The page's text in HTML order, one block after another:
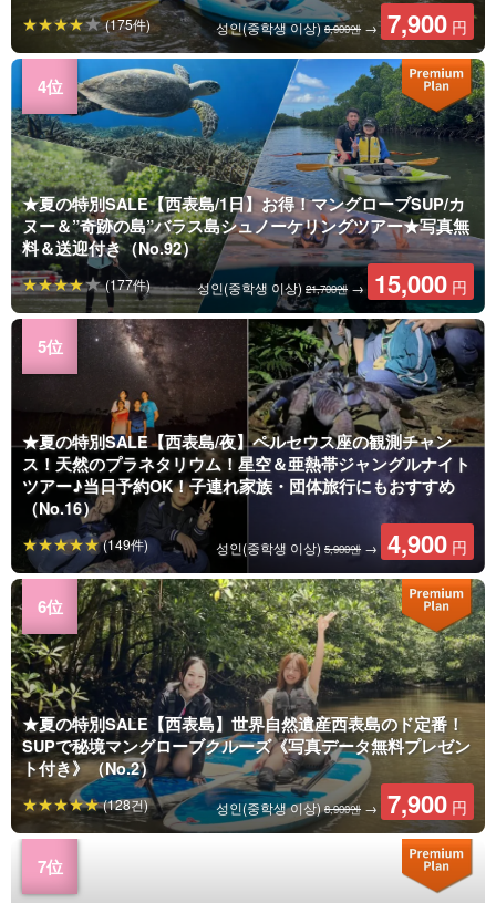
성인(중학생 이상)8,900엔 → 7,900 円
(175件)
★夏の特別SALE【西表島/1日】お得！マングローブSUP/カ
ヌー＆”奇跡の島”バラス島シュノーケリングツアー★写真無
料＆送迎付き（No.92）
성인(중학생 이상) 21,700엔 → 15,000 円
(177件)
★夏の特別SALE【西表島/夜】ペルセウス座の観測チャン
ス！天然のプラネタリウム！星空＆亜熱帯ジャングルナイト
ツアー♪当日予約OK！子連れ家族・団体旅行にもおすすめ
（No.16）
성인(중학생 이상) 5,900엔 → 4,900 円
(149件)
★夏の特別SALE【西表島】世界自然遺産西表島のド定番！
SUPで秘境マングローブクルーズ《写真データ無料プレゼン
ト付き》（No.2）
성인(중학생 이상)8,900엔 → 7,900 円
(128건)